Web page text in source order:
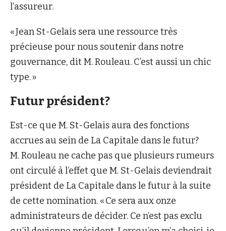
l’assureur.
« Jean St-Gelais sera une ressource très
précieuse pour nous soutenir dans notre
gouvernance, dit M. Rouleau. C’est aussi un chic
type. »
Futur président?
Est-ce que M. St-Gelais aura des fonctions
accrues au sein de La Capitale dans le futur?
M. Rouleau ne cache pas que plusieurs rumeurs
ont circulé à l’effet que M. St-Gelais deviendrait
président de La Capitale dans le futur à la suite
de cette nomination. « Ce sera aux onze
administrateurs de décider. Ce n’est pas exclu